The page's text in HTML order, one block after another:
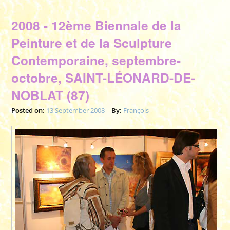
2008 - 12ème Biennale de la
Peinture et de la Sculpture
Contemporaine, septembre-
octobre, SAINT-LÉONARD-DE-
NOBLAT (87)
Posted on:13 September 2008 By: François